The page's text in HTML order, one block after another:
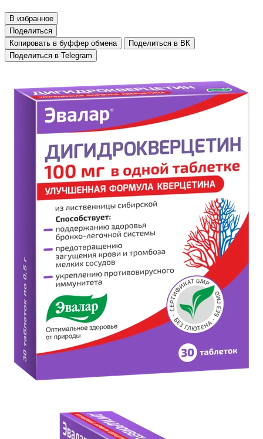
В избранное
Поделиться
Копировать в буффер обмена
Поделиться в ВК
Поделиться в Telegram